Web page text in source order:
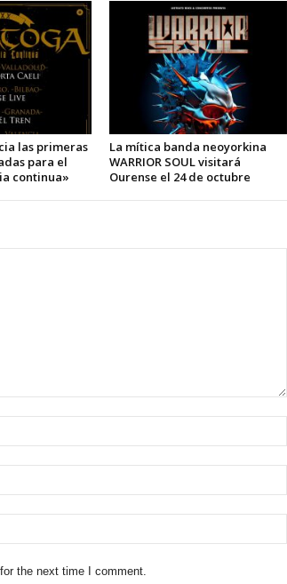
las primeras
para el
continua»
La mítica banda neoyorkina
WARRIOR SOUL visitará
Ourense el 24 de octubre
the next time I comment.